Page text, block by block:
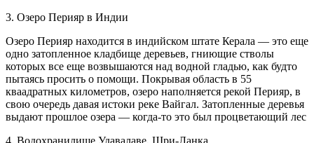
3. Озеро Перияр в Индии
Озеро Перияр находится в индийском штате Керала — это еще
одно затопленное кладбище деревьев, гниющие стволы
которых все еще возвышаются над водной гладью, как будто
пытаясь просить о помощи. Покрывая область в 55
кваадратных километров, озеро наполняется рекой Перияр, в
свою очередь давая истоки реке Вайгал. Затопленные деревья
выдают прошлое озера — когда-то это был процветающий лес
4. Водохранилище Удавалаве, Шри-Ланка